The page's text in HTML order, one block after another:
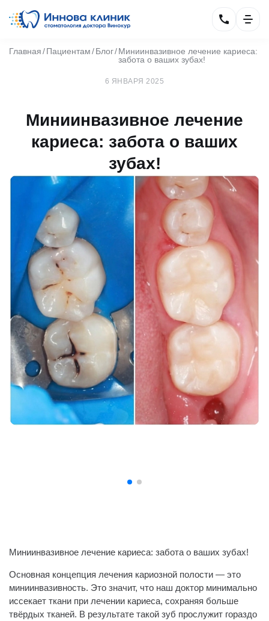
Главная Пациентам Блог Миниинвазивное лечение кариеса:
забота о ваших зубах!
6 ЯНВАРЯ 2025
Миниинвазивное лечение
кариеса: забота о ваших
зубах!
Миниинвазивное лечение кариеса: забота о ваших зубах!
Основная концепция лечения кариозной полости — это
миниинвазивность. Это значит, что наш доктор минимально
иссекает ткани при лечении кариеса, сохраняя больше
твёрдых тканей. В результате такой зуб прослужит гораздо